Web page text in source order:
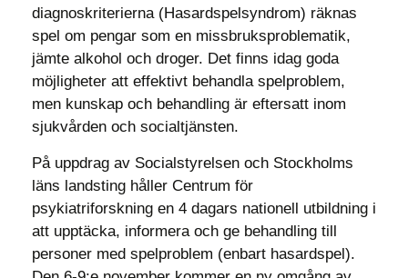
diagnoskriterierna (Hasardspelsyndrom) räknas
spel om pengar som en missbruksproblematik,
jämte alkohol och droger. Det finns idag goda
möjligheter att effektivt behandla spelproblem,
men kunskap och behandling är eftersatt inom
sjukvården och socialtjänsten.
På uppdrag av Socialstyrelsen och Stockholms
läns landsting håller Centrum för
psykiatriforskning en 4 dagars nationell utbildning i
att upptäcka, informera och ge behandling till
personer med spelproblem (enbart hasardspel).